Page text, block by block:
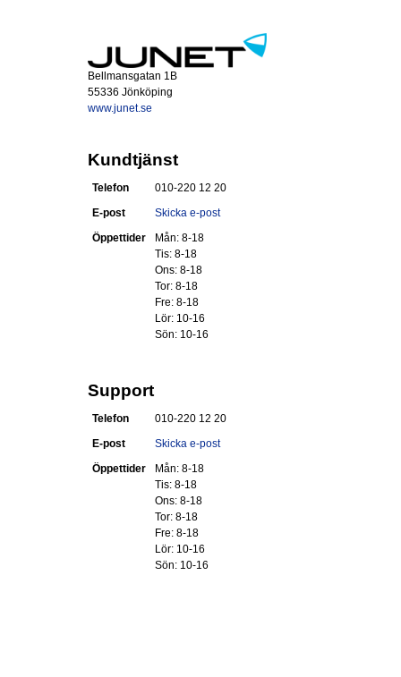
Bellmansgatan 1B
55336 Jönköping
www.junet.se
Kundtjänst
Telefon
010-220 12 20
E-post
Skicka e-post
Öppettider
Mån: 8-18
Tis: 8-18
Ons: 8-18
Tor: 8-18
Fre: 8-18
Lör: 10-16
Sön: 10-16
Support
Telefon
010-220 12 20
E-post
Skicka e-post
Öppettider
Mån: 8-18
Tis: 8-18
Ons: 8-18
Tor: 8-18
Fre: 8-18
Lör: 10-16
Sön: 10-16